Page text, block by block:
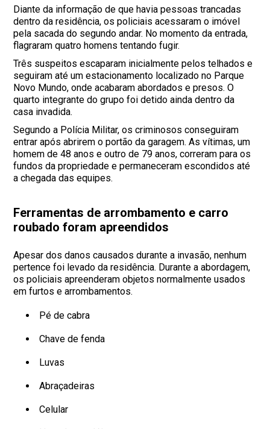
Diante da informação de que havia pessoas trancadas
dentro da residência, os policiais acessaram o imóvel
pela sacada do segundo andar. No momento da entrada,
flagraram quatro homens tentando fugir.
Três suspeitos escaparam inicialmente pelos telhados e
seguiram até um estacionamento localizado no Parque
Novo Mundo, onde acabaram abordados e presos. O
quarto integrante do grupo foi detido ainda dentro da
casa invadida.
Segundo a Polícia Militar, os criminosos conseguiram
entrar após abrirem o portão da garagem. As vítimas, um
homem de 48 anos e outro de 79 anos, correram para os
fundos da propriedade e permaneceram escondidos até
a chegada das equipes.
Ferramentas de arrombamento e carro
roubado foram apreendidos
Apesar dos danos causados durante a invasão, nenhum
pertence foi levado da residência. Durante a abordagem,
os policiais apreenderam objetos normalmente usados
em furtos e arrombamentos.
Pé de cabra
Chave de fenda
Luvas
Abraçadeiras
Celular